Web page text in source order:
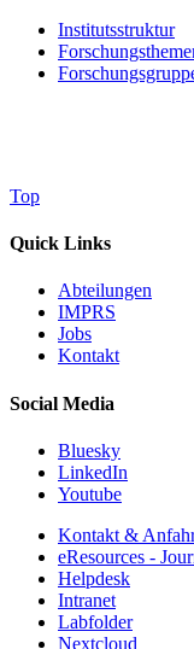
Institutsstruktur
Top
Quick Links
Abteilungen
IMPRS
Jobs
Kontakt
Social Media
Bluesky
LinkedIn
Youtube
Kontakt &
eResources -
Helpdesk
Intranet
Labfolder
Nextcloud